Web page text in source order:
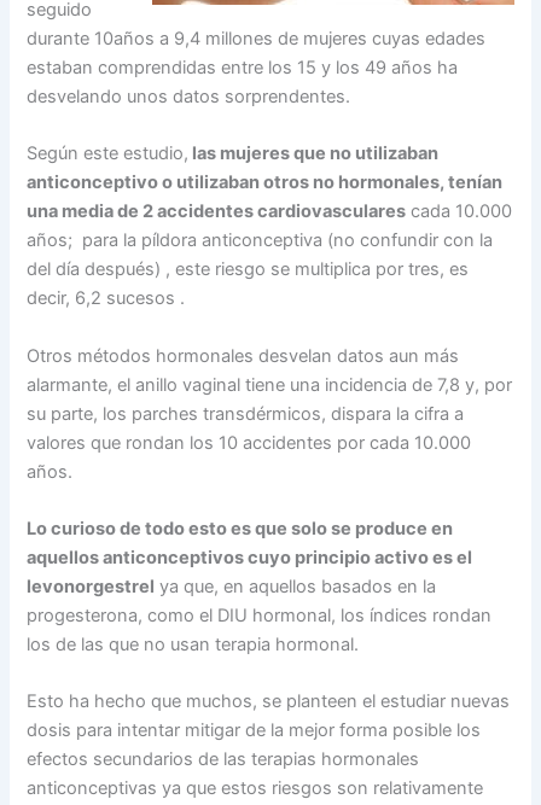
seguido
durante 10años a 9,4 millones de mujeres cuyas edades
estaban comprendidas entre los 15 y los 49 años ha
desvelando unos datos sorprendentes.
Según este estudio, las mujeres que no utilizaban
anticonceptivo o utilizaban otros no hormonales, tenían
una media de 2 accidentes cardiovasculares cada 10.000
años; para la píldora anticonceptiva (no confundir con la
del día después) , este riesgo se multiplica por tres, es
decir, 6,2 sucesos .
Otros métodos hormonales desvelan datos aun más
alarmante, el anillo vaginal tiene una incidencia de 7,8 y, por
su parte, los parches transdérmicos, dispara la cifra a
valores que rondan los 10 accidentes por cada 10.000
años.
Lo curioso de todo esto es que solo se produce en
aquellos anticonceptivos cuyo principio activo es el
levonorgestrel ya que, en aquellos basados en la
progesterona, como el DIU hormonal, los índices rondan
los de las que no usan terapia hormonal.
Esto ha hecho que muchos, se planteen el estudiar nuevas
dosis para intentar mitigar de la mejor forma posible los
efectos secundarios de las terapias hormonales
anticonceptivas ya que estos riesgos son relativamente